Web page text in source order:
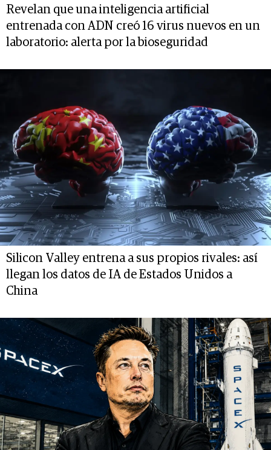
Revelan que una inteligencia artificial
entrenada con ADN creó 16 virus nuevos en un
laboratorio: alerta por la bioseguridad
Silicon Valley entrena a sus propios rivales: así
llegan los datos de IA de Estados Unidos a
China